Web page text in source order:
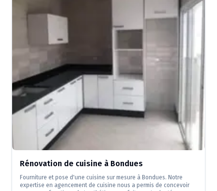
Rénovation de cuisine à Bondues
Fourniture et pose d'une cuisine sur mesure à Bondues. Notre
expertise en agencement de cuisine nous a permis de concevoir